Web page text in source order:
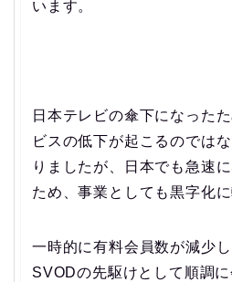
います。
日本テレビの傘下になった
ビスの低下が起こるのでは
りましたが、日本でも急速
ため、事業としても黒字化
一時的に有料会員数が減少
SVODの先駆けとして順調